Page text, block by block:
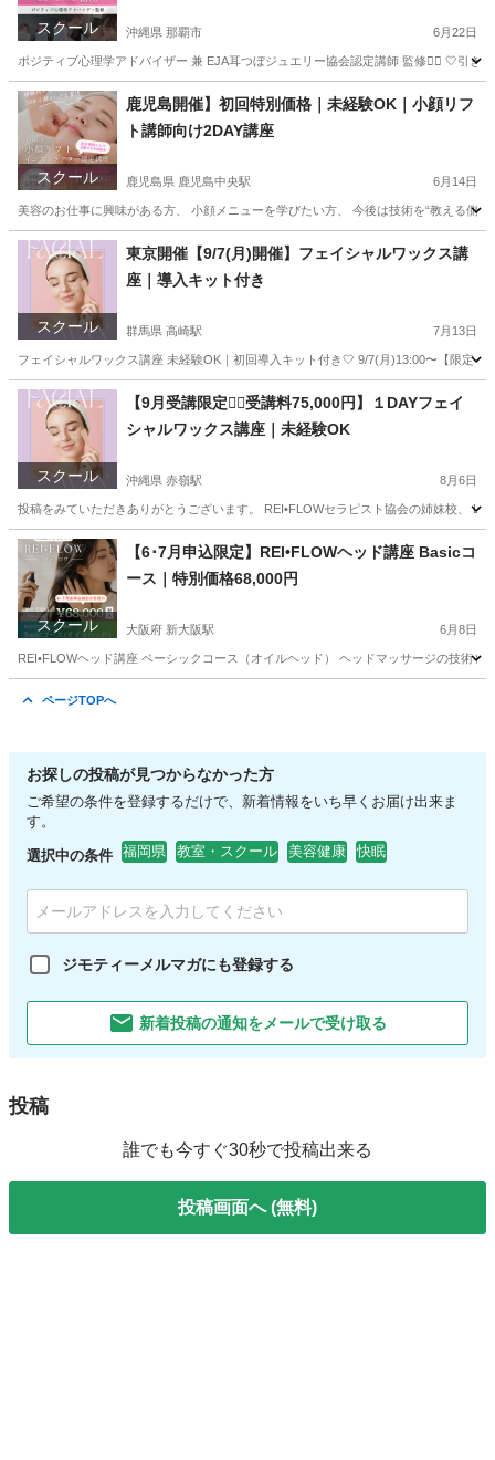
スクール 沖縄県 那覇市 6月22日
ポジティブ心理学アドバイザー 兼 EJA耳つぼジュエリー協会認定講師 監修❤️‍🔥 🤍引
沖縄 那覇市 美容健康 つぼ
スクール
鹿児島開催】初回特別価格｜未経験OK｜小顔リフ
ト講師向け2DAY講座
鹿児島県 鹿児島中央駅 6月14日
美容のお仕事に興味がある方、 小顔メニューを学びたい方、 今後は技術を“教える側
鹿児島 鹿児島市 鹿児島中央駅 リフトアップ
スクール
東京開催【9/7(月)開催】フェイシャルワックス講
座｜導入キット付き
群馬県 高崎駅 7月13日
フェイシャルワックス講座 未経験OK｜初回導入キット付き🤍 9/7(月)13:00〜【限定
群馬 前橋市 高崎駅 スキンケア フェイシャル
スクール
【9月受講限定❤️‍🔥受講料75,000円】１DAYフェイ
シャルワックス講座｜未経験OK
沖縄県 赤嶺駅 8月6日
投稿をみていただきありがとうございます。 REI•FLOWセラピスト協会の姉妹校、
沖縄 那覇市 赤嶺駅 美容健康
スクール
【6･7月申込限定】REI•FLOWヘッド講座 Basicコ
ース｜特別価格68,000円
大阪府 新大阪駅 6月8日
REI•FLOWヘッド講座 ベーシックコース（オイルヘッド） ヘッドマッサージの技術
ページTOPへ
お探しの投稿が見つからなかった方
ご希望の条件を登録するだけで、新着情報をいち早くお届け出来ま
す。
選択中の条件 福岡県 教室・スクール 美容健康 快眠
ジモティーメルマガにも登録する
新着投稿の通知をメールで受け取る
投稿
誰でも今すぐ30秒で投稿出来る
投稿画面へ (無料)